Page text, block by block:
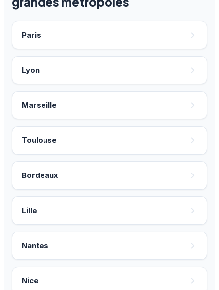
Paris
Lyon
Marseille
Toulouse
Bordeaux
Lille
Nantes
Nice